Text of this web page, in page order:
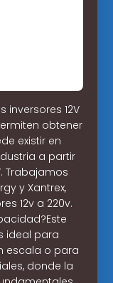
inversores 12V
obtener
existir en
a partir
Trabajamos
y Xantrex,
12v a 220v.
ideal para
escala o para
donde la